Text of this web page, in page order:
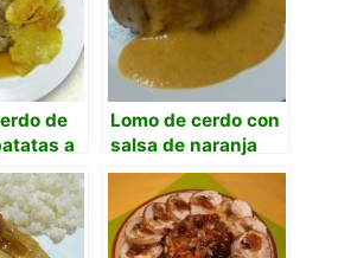
de
a
Lomo de cerdo con
salsa de naranja